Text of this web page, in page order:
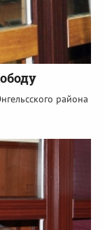
района